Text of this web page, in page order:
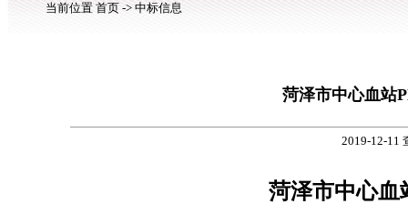
当前位置 首页 -> 中标信息
菏泽市中心血站
2019-12-11
菏泽市中心血